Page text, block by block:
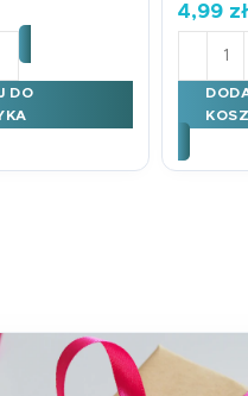
na okładkę MONSTERA
DO
4,99 zł
ilość